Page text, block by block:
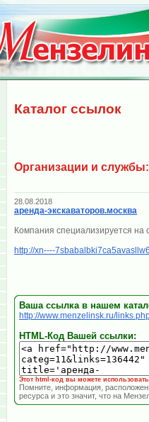
Каталог ссылок
Организации и службы:
28.08.2018
аренда-экскаваторов.москва
Компания специализируется на
http://xn----
Ваша ссылка в нашем
http://www.menzelinsk.ru/
HTML-Код Вашей ссылки:
Этот html-код вы можете
Помните, информация,
ресурса и это значит, что на